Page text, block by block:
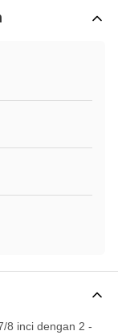
8 inci dengan 2 -